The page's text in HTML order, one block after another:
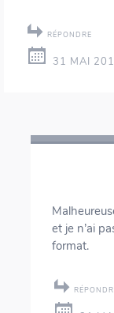
RÉPONDRE
31 MAI
et je n’ai
format.